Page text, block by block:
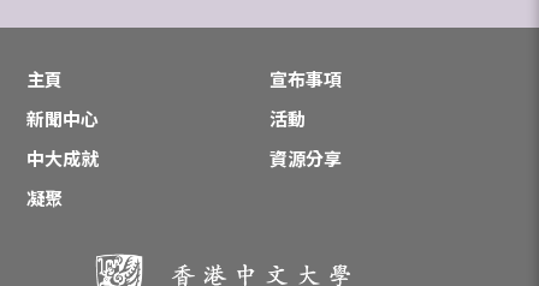
主頁
宣布事項
新聞中心
活動
中大成就
資源分享
凝聚